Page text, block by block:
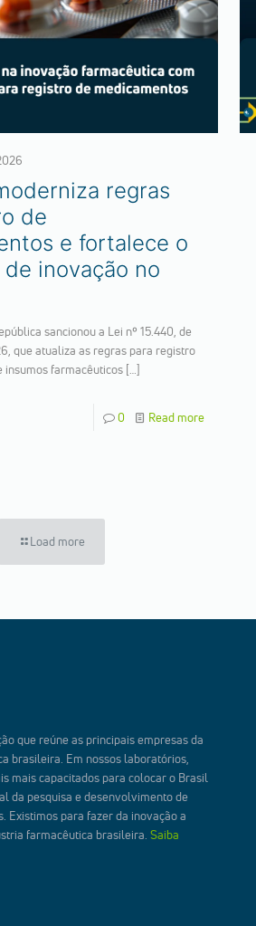
regras
de
e fortalece o
inovação no
sancionou a Lei nº 15.440, de
que atualiza as regras para registro
insumos farmacêuticos[…]
0 Read more
Load more
que reúne as principais empresas da
brasileira. Em nossos laboratórios,
mais capacitados para colocar o Brasil
da pesquisa e desenvolvimento de
Existimos para fazer da inovação a
farmacêutica brasileira. Saiba